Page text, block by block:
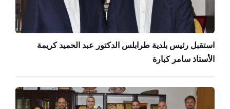
استقبل رئيس بلدية طرابلس الدكتور عبد الحميد كريمة
الأستاذ سامر كبارة